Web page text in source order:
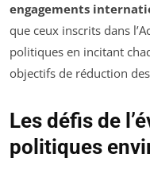
engagements
que ceux inscrits dans
politiques en incitant
objectifs de réduction
Les défis de
politiques